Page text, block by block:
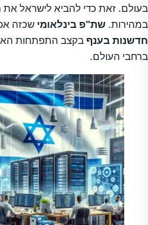
בעולם. זאת כדי להביא לישראל את
במהירות. שת"פ בינלאומי שכזה
חדשנות בענף בקצב התפתחות
ברחבי העולם.